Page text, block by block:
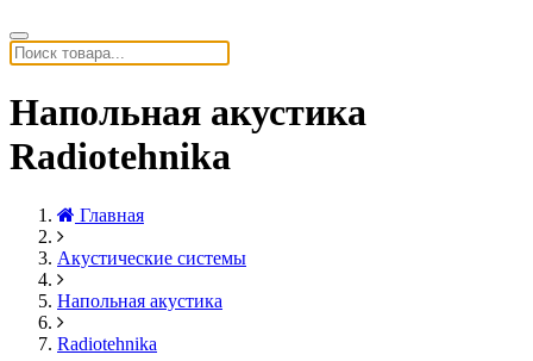
Напольная акустика
Radiotehnika
Главная
Акустические системы
Напольная акустика
Radiotehnika